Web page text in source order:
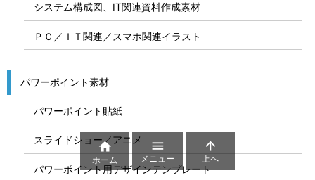
システム構成図、IT関連資料作成素材
ＰＣ／ＩＴ関連／スマホ関連イラスト
パワーポイント素材
パワーポイント貼紙
スライドショー／アニメ
パワーポイント用デザインテンプレート

ホーム

メニュー

上へ